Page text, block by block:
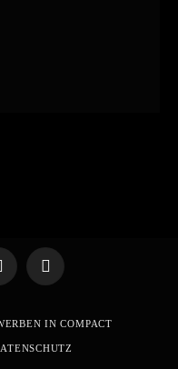
YouTube
IN COMPACT